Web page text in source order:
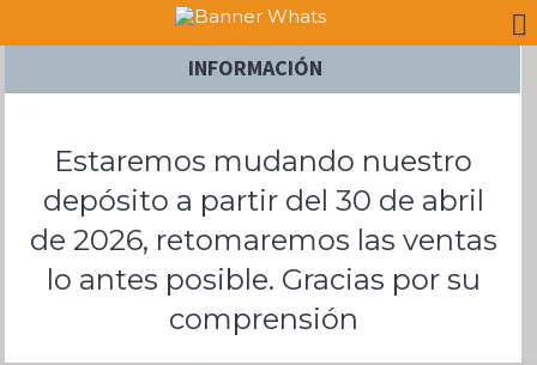
INFORMACIÓN
Estaremos mudando nuestro
depósito a partir del 30 de abril
de 2026, retomaremos las ventas
lo antes posible. Gracias por su
comprensión